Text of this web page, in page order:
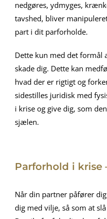
nedgøres, ydmyges,
tavshed, bliver
part i dit parforholde.
Dette kun med det formål
skade dig. Dette kan
hvad der er rigtigt og
sidestilles juridisk med
i krise og give dig, som
sjælen.
Parforhold i krise
Når din partner påfører
dig med vilje, så som at